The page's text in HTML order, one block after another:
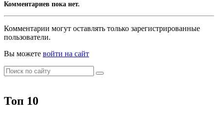
Комментариев пока нет.
Комментарии могут оставлять только зарегистрированные
пользователи.
Вы можете войти на сайт
Топ 10